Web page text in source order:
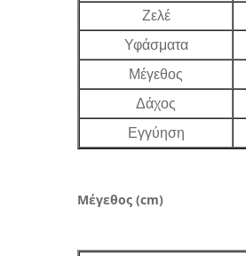
Ζελέ
Υφάσματα
Μέγεθος
Δάχος
Εγγύηση
Μέγεθος (cm)